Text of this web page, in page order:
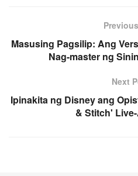
Masusing Pagsilip: Ang
Nag-master ng
Next
Ipinakita ng Disney ang
& Stitch'